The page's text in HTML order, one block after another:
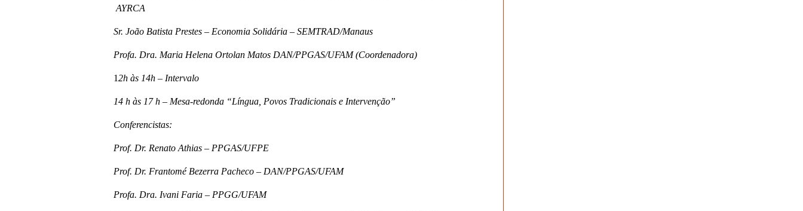
AYRCA
Sr. João Batista Prestes – Economia Solidária – SEMTRAD/Manaus
Profa. Dra. Maria Helena Ortolan Matos DAN/PPGAS/UFAM (Coordenadora)
12h às 14h – Intervalo
14 h às 17 h – Mesa-redonda “Língua, Povos Tradicionais e Intervenção”
Conferencistas:
Prof. Dr. Renato Athias – PPGAS/UFPE
Prof. Dr. Frantomé Bezerra Pacheco – DAN/PPGAS/UFAM
Profa. Dra. Ivani Faria – PPGG/UFAM